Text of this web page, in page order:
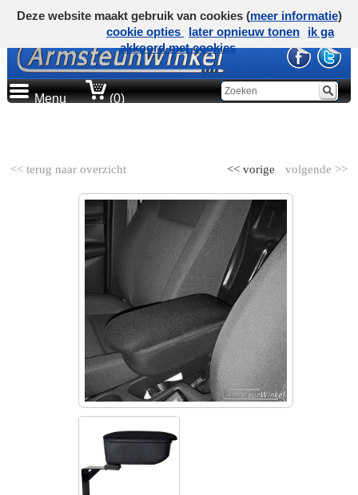
Menu (0)
<< terug naar overzicht volgende >>
<< vorige
Deze website maakt gebruik van cookies (meer informatie)
cookie opties
later opnieuw tonen
ik ga
akkoord met cookies